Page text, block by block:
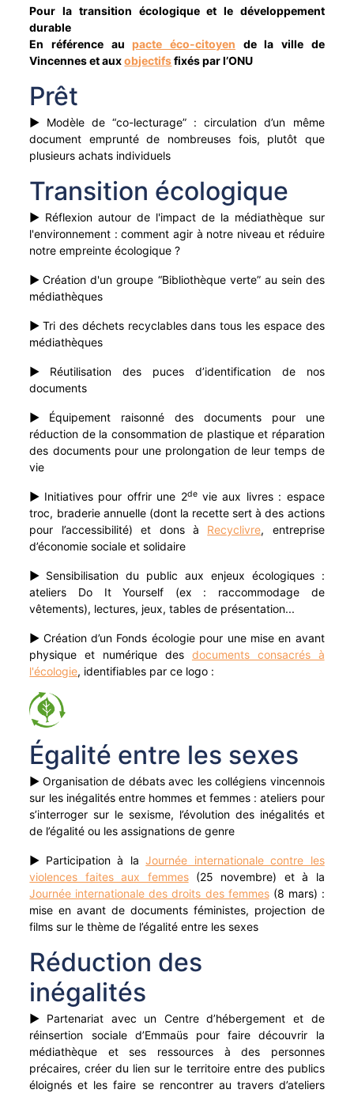
Apprentissage
Portage à domicile
Braderie
Dons et troc de livres
Prêt d'instruments de musique
Pour la transition écologique et le développement
durable
En référence aupacte éco-citoyen de la ville de
Vincennes et auxobjectifsfixés par l’ONU
Prêt
► Modèle de “co-lecturage” : circulation d’un même
document emprunté de nombreuses fois, plutôt que
plusieurs achats individuels
Transition écologique
► Réflexion autour de l'impact de la médiathèque sur
l'environnement : comment agir à notre niveau et réduire
notre empreinte écologique ?
►Création d'un groupe “Bibliothèque verte” au sein des
médiathèques
►Tri des déchets recyclables dans tous les espace des
médiathèques
► Réutilisation des puces d’identification de nos
documents
► Équipement raisonné des documents pour une
réduction de la consommation de plastique et réparation
des documents pour une prolongation de leur temps de
vie
► Initiatives pour offrir une 2devie aux livres : espace
troc, braderie annuelle (dont la recette sert à des actions
pour l’accessibilité) et dons à Recyclivre, entreprise
d’économie sociale et solidaire
► Sensibilisation du public aux enjeux écologiques :
ateliers Do It Yourself (ex : raccommodage de
vêtements), lectures, jeux, tables de présentation...
► Création d’un Fonds écologie pour une mise en avant
physique et numérique des documents consacrés à
l'écologie, identifiables par ce logo :
Égalité entre les sexes
► Organisation de débats avec les collégiens vincennois
sur les inégalités entre hommes et femmes : ateliers pour
s’interroger sur le sexisme, l’évolution des inégalités et
de l’égalité ou les assignations de genre
► Participation à laJournée internationale contre les
violences faites aux femmes(25 novembre) et à la
Journée internationale des droits des femmes(8 mars) :
mise en avant de documents féministes, projection de
films sur le thème de l’égalité entre les sexes
Réduction des
inégalités
► Partenariat avec un Centre d’hébergement et de
réinsertion sociale d’Emmaüs pour faire découvrir la
médiathèque et ses ressources à des personnes
précaires, créer du lien sur le territoire entre des publics
éloignés et les faire se rencontrer au travers d’ateliers